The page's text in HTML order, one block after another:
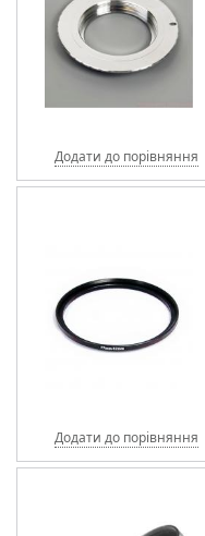
Додати до порівняння
Додати до порівняння